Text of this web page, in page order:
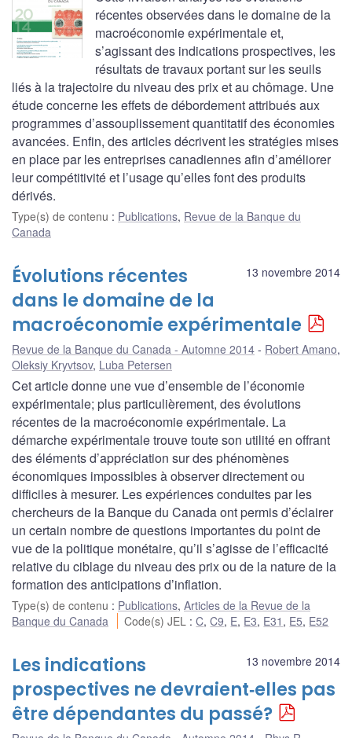
récentes observées dans le domaine de la
macroéconomie expérimentale et,
s’agissant des indications prospectives, les
résultats de travaux portant sur les seuils
liés à la trajectoire du niveau des prix et au chômage. Une
étude concerne les effets de débordement attribués aux
programmes d’assouplissement quantitatif des économies
avancées. Enfin, des articles décrivent les stratégies mises
en place par les entreprises canadiennes afin d’améliorer
leur compétitivité et l’usage qu’elles font des produits
dérivés.
Type(s) de contenu : Publications, Revue de la Banque du
Canada
13 novembre 2014
Évolutions récentes
dans le domaine de la
macroéconomie expérimentale
Revue de la Banque du Canada - Automne 2014 Robert Amano,
Oleksiy Kryvtsov, Luba Petersen
Cet article donne une vue d’ensemble de l’économie
expérimentale; plus particulièrement, des évolutions
récentes de la macroéconomie expérimentale. La
démarche expérimentale trouve toute son utilité en offrant
des éléments d’appréciation sur des phénomènes
économiques impossibles à observer directement ou
difficiles à mesurer. Les expériences conduites par les
chercheurs de la Banque du Canada ont permis d’éclairer
un certain nombre de questions importantes du point de
vue de la politique monétaire, qu’il s’agisse de l’efficacité
relative du ciblage du niveau des prix ou de la nature de la
formation des anticipations d’inflation.
Type(s) de contenu : Publications, Articles de la Revue de la
Banque du Canada
Code(s) JEL :C,C9, E, E3, E31 , E5, E52
13 novembre 2014
Les indications
prospectives ne devraient‑elles pas
être dépendantes du passé?